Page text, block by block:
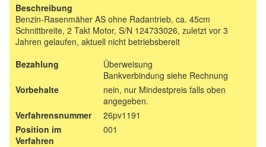
Beschreibung
Benzin-Rasenmäher AS ohne Radantrieb, ca. 45cm
Schnittbreite, 2 Takt Motor, S/N 124733026, zuletzt vor 3
Jahren gelaufen, aktuell nicht betriebsbereit
Bezahlung
Überweisung
Bankverbindung siehe Rechnung
Vorbehalte
nein, nur Mindestpreis falls oben
angegeben.
Verfahrensnummer
26pv1191
Position im
Verfahren
001